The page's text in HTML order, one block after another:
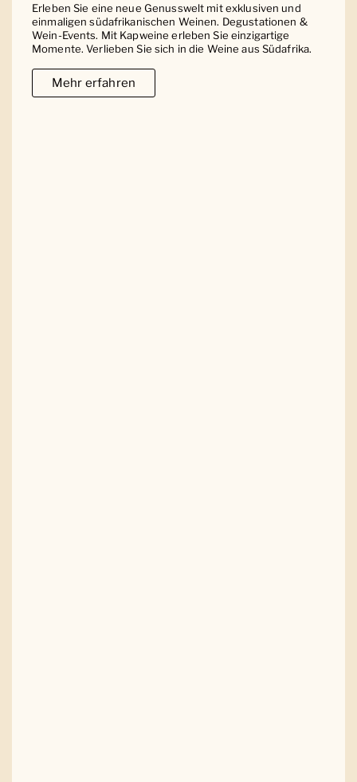
Erleben Sie eine neue Genusswelt mit exklusiven und
einmaligen südafrikanischen Weinen. Degustationen &
Wein-Events. Mit Kapweine erleben Sie einzigartige
Momente. Verlieben Sie sich in die Weine aus Südafrika.
Mehr erfahren